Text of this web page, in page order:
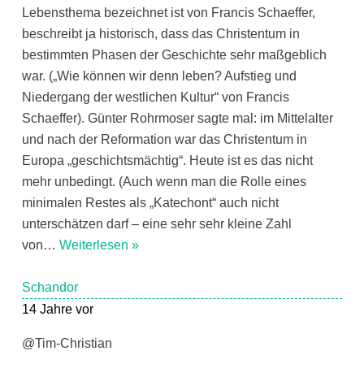
Lebensthema bezeichnet ist von Francis Schaeffer,
beschreibt ja historisch, dass das Christentum in
bestimmten Phasen der Geschichte sehr maßgeblich
war. („Wie können wir denn leben? Aufstieg und
Niedergang der westlichen Kultur“ von Francis
Schaeffer). Günter Rohrmoser sagte mal: im Mittelalter
und nach der Reformation war das Christentum in
Europa „geschichtsmächtig“. Heute ist es das nicht
mehr unbedingt. (Auch wenn man die Rolle eines
minimalen Restes als „Katechont“ auch nicht
unterschätzen darf – eine sehr sehr kleine Zahl
von… Weiterlesen »
Schandor
14 Jahre vor
@Tim-Christian